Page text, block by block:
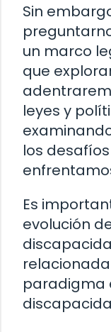
Sin
un marco
que
leyes y
los
Es
evolución
paradigma